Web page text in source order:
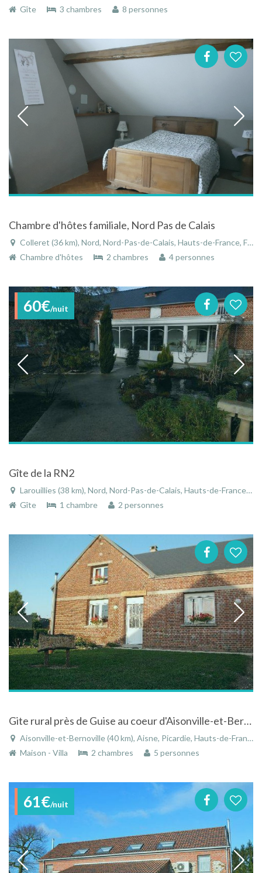
Gîte 3 chambres 8 personnes
Chambre d'hôtes familiale, Nord Pas de Calais
Colleret (36 km), Nord, Nord-Pas-de-Calais, Hauts-de-France, France
Chambre d'hôtes
2 chambres 4 personnes
60€/nuit
Gîte de la RN2
Larouillies (38 km), Nord, Nord-Pas-de-Calais, Hauts-de-France, France
Gîte
1 chambre 2 personnes
Gite rural près de Guise au coeur d'Aisonville-et-Bernoville dans l'Aisne en Picardie
Aisonville-et-Bernoville (40 km), Aisne, Picardie, Hauts-de-France, France
Maison - Villa
2 chambres 5 personnes
61€/nuit